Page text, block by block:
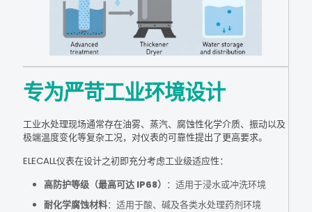
专为严苛工业环境设计
工业水处理现场通常存在油雾、蒸汽、腐蚀性化学介质、振动以及
极端温度变化等复杂工况，对仪表的可靠性提出了更高要求。
ELECALL仪表在设计之初即充分考虑工业级适应性：
高防护等级（最高可达 IP68） ：适用于浸水或冲洗环境
耐化学腐蚀材料：适用于酸、碱及各类水处理药剂环境